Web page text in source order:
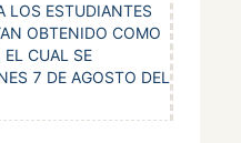
LOS ESTUDIANTES
OBTENIDO COMO
CUAL SE
7 DE AGOSTO DEL